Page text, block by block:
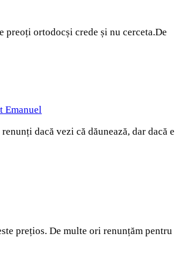
preoți ortodocși crede și nu cerceta.De
Emanuel
dacă vezi că dăunează, dar dacă e
prețios. De multe ori renunțăm pentru